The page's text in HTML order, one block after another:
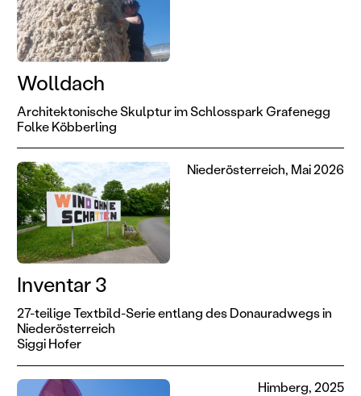
Wolldach
Architektonische Skulptur im Schlosspark Grafenegg
Folke Köbberling
Inventar 3
27-teilige Textbild-Serie entlang des Donauradwegs in
Niederösterreich
Siggi Hofer
Niederösterreich, Mai 2026
Himberg, 2025